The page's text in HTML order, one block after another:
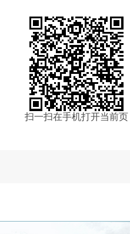
扫一扫在手机打开当前页